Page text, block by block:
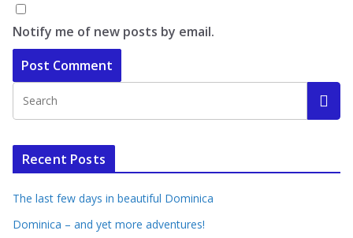
Notify me of new posts by email.
Recent Posts
The last few days in beautiful Dominica
Dominica – and yet more adventures!